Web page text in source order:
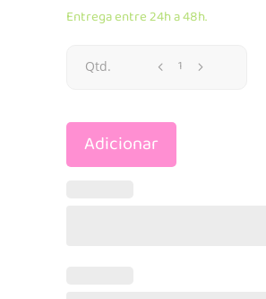
Entrega entre 24h a 48h.
Triciclo
Move
Qtd.
Adicionar